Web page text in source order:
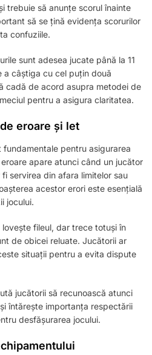
trebuie să anunțe scorul înainte
să se țină evidența scorurilor
confuziile.
sunt adesea jucate până la 11
a câștiga cu cel puțin două
cadă de acord asupra metodei de
pentru a asigura claritatea.
eroare și let
fundamentale pentru asigurarea
eroare apare atunci când un jucător
servirea din afara limitelor sau
acestor erori este esențială
jocului.
fileul, dar trece totuși în
de obicei reluate. Jucătorii ar
situații pentru a evita dispute
jucătorii să recunoască atunci
întărește importanța respectării
desfășurarea jocului.